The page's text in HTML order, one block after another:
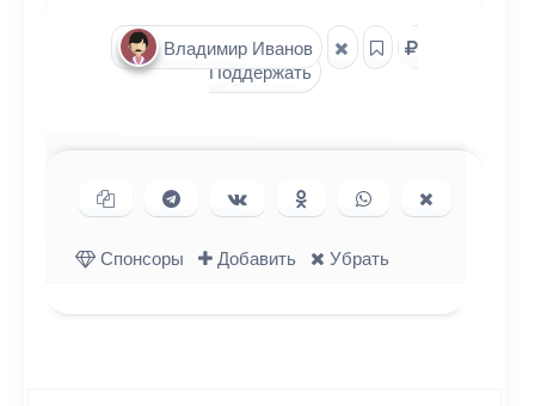
Владимир Иванов
Поддержать
Копировать ссылку
Поделиться в Telegram
Поделиться ВКонтакте
Поделиться в
Одноклассниках
Поделиться в
WhatsApp
в X (Twitter)
Спонсоры
Добавить Убрать